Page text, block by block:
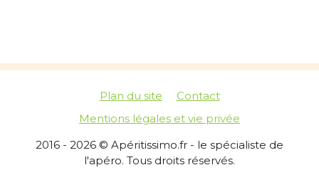
Plan du site
Contact
Mentions légales et vie privée
2016 - 2026 © Apéritissimo.fr - le spécialiste de
l'apéro. Tous droits réservés.